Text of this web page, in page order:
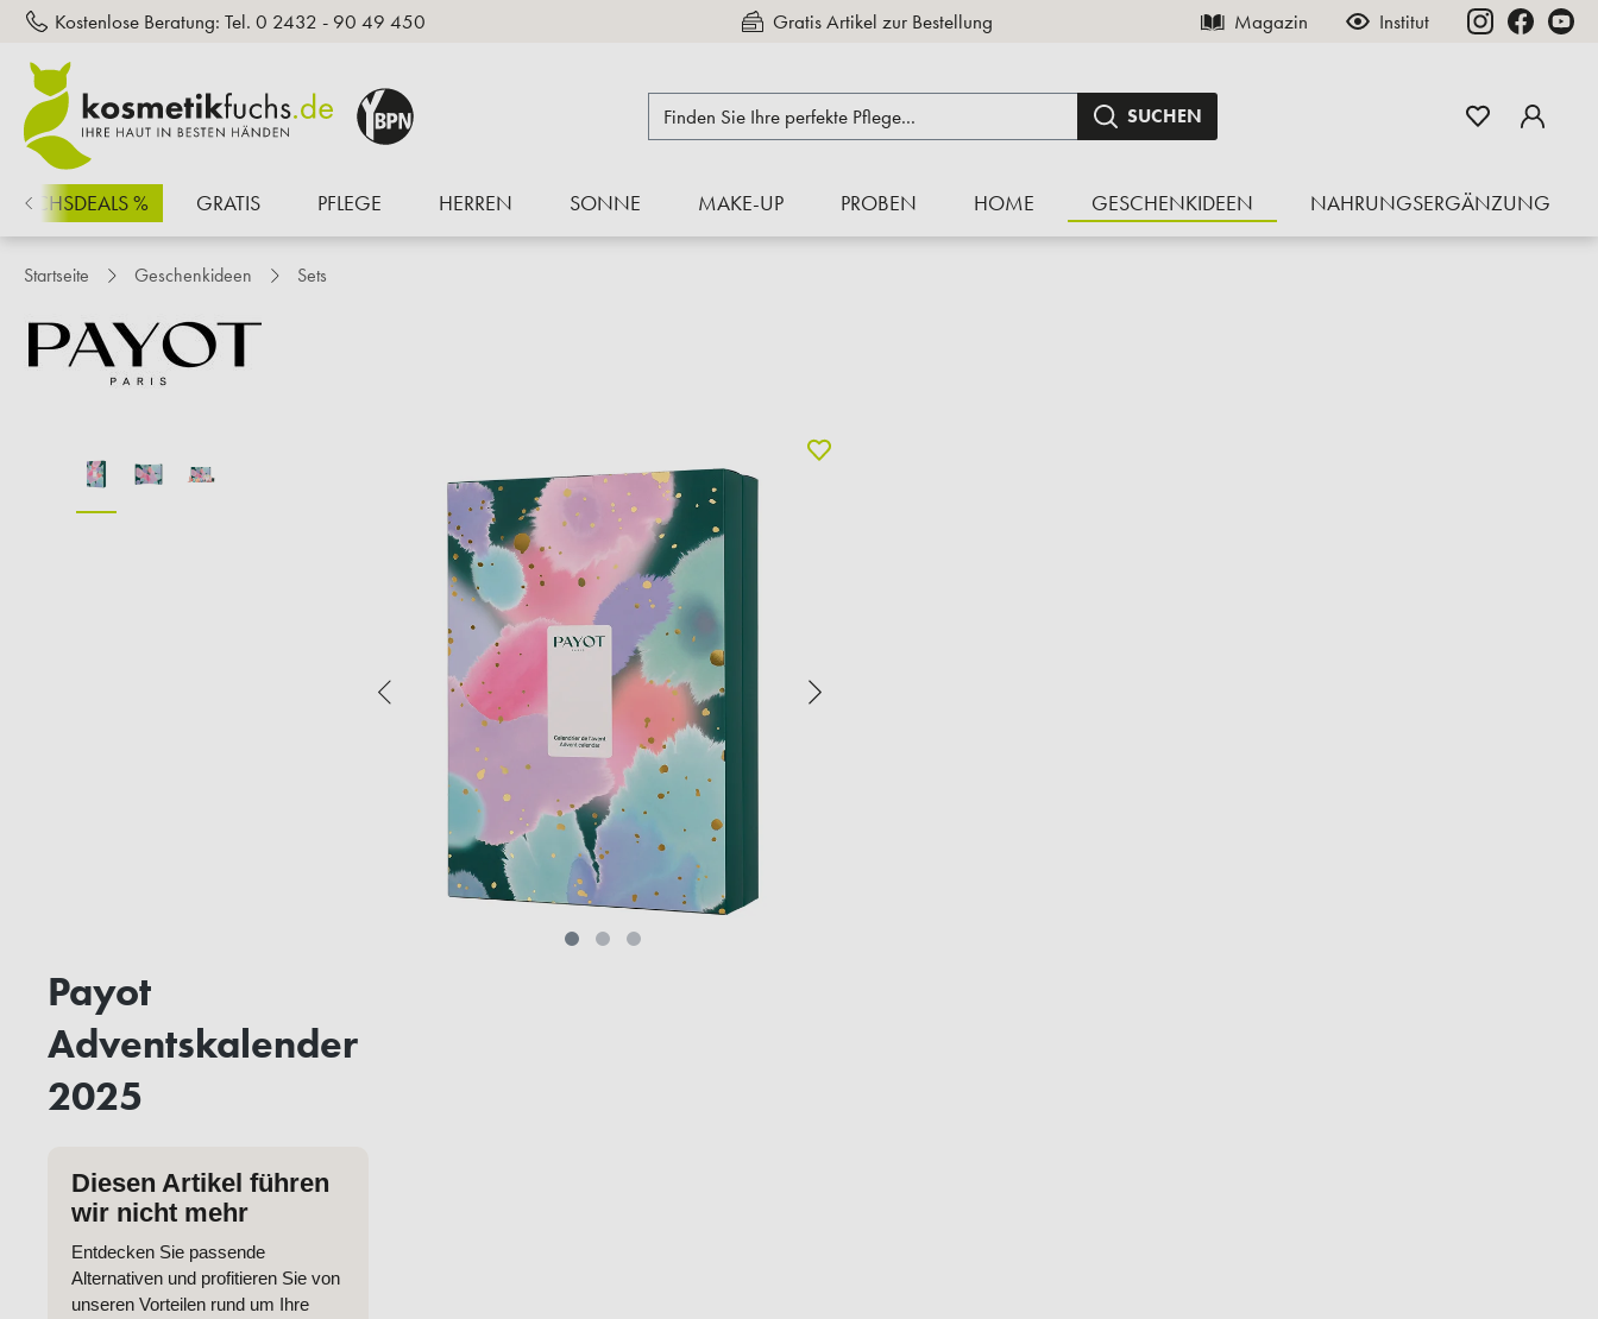
springen
Kostenlose Beratung: Tel. 0 2432 - 90 49 450 Kauf auf Rechnung Magazin Institut
SUCHEN
FUCHSDEALS % GRATIS PFLEGE HERREN SONNE MAKE-UP PROBEN HOME GESCHENKIDEEN NAHRUNGSERGÄNZUNG
Startseite Geschenkideen Sets
Payot
Adventskalender
2025
Diesen Artikel führen
wir nicht mehr
Entdecken Sie passende
Alternativen und profitieren Sie von
unseren Vorteilen rund um Ihre